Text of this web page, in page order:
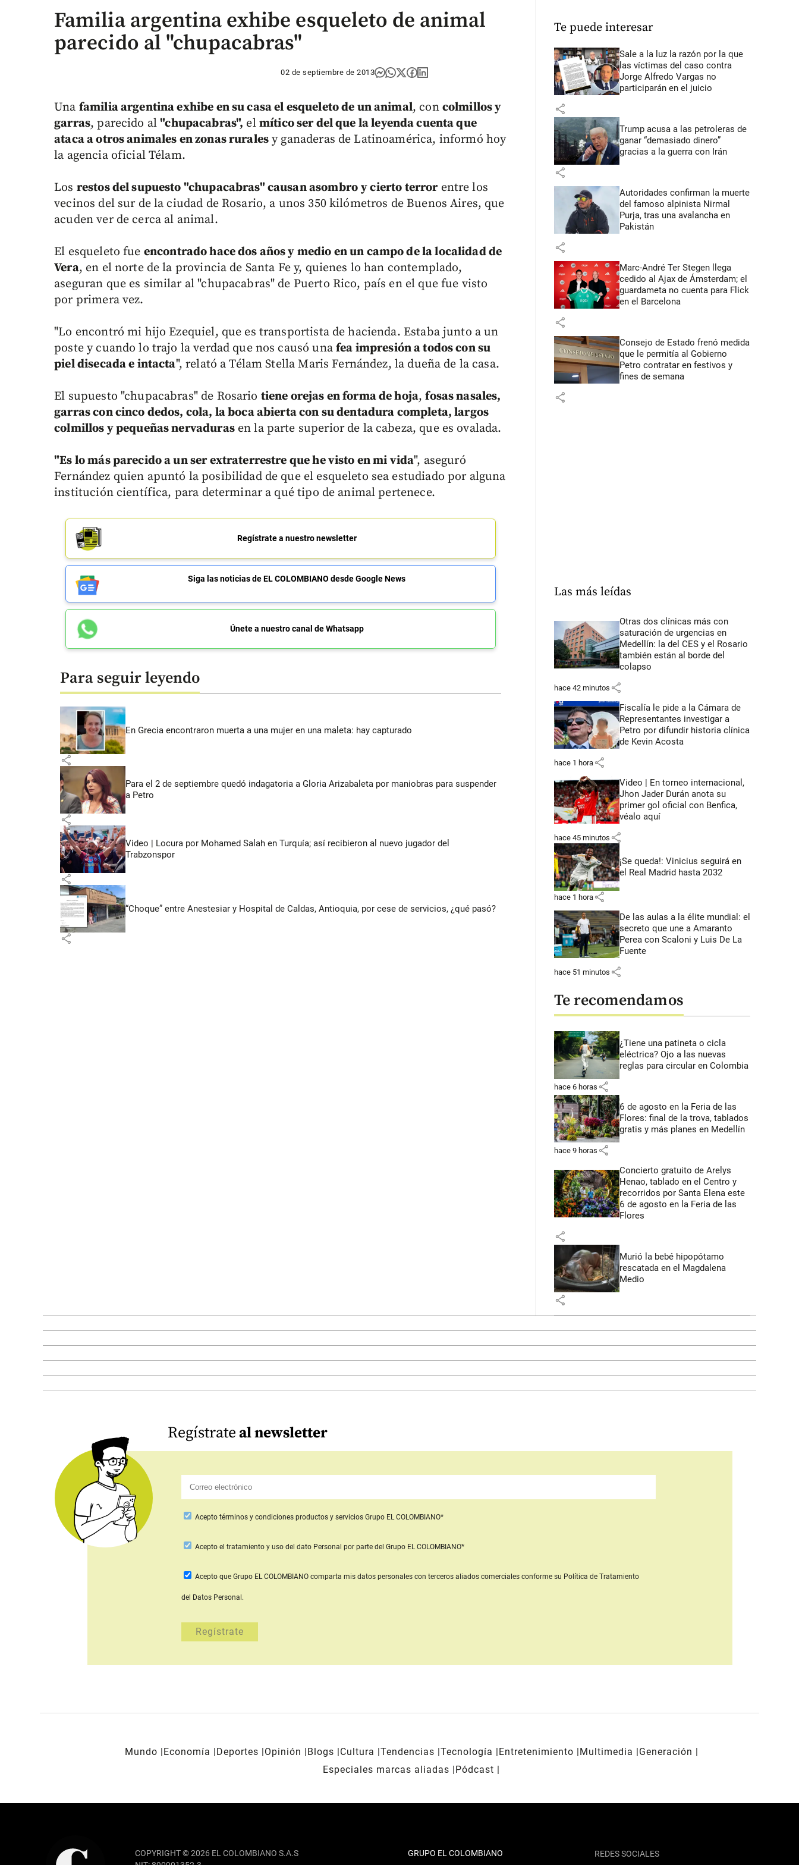
Familia argentina exhibe esqueleto de animal
parecido al "chupacabras"
02 de septiembre de 2013
Una familia argentina exhibe en su casa el esqueleto de un animal, con colmillos y
garras, parecido al"chupacabras", el mítico ser del que la leyenda cuenta que
ataca a otros animales en zonas rurales y ganaderas de Latinoamérica, informó hoy
la agencia oficial Télam.
Los restos del supuesto "chupacabras" causan asombro y cierto terrorentre los
vecinos del sur de la ciudad de Rosario, a unos 350 kilómetros de Buenos Aires, que
acuden ver de cerca al animal.
El esqueleto fue encontrado hace dos años y medio en un campo de la localidad de
Vera, en el norte de la provincia de Santa Fe y, quienes lo han contemplado,
aseguran que es similar al "chupacabras" de Puerto Rico, país en el que fue visto
por primera vez.
"Lo encontró mi hijo Ezequiel, que es transportista de hacienda. Estaba junto a un
poste y cuando lo trajo la verdad que nos causó una fea impresión a todos con su
piel disecada e intacta", relató a Télam Stella Maris Fernández, la dueña de la casa.
El supuesto "chupacabras" de Rosario tiene orejas en forma de hoja,fosas nasales,
garras con cinco dedos, cola, la boca abierta con su dentadura completa, largos
colmillos y pequeñas nervadurasen la parte superior de la cabeza, que es ovalada.
"Es lo más parecido a un ser extraterrestre que he visto en mi vida", aseguró
Fernández quien apuntó la posibilidad de que el esqueleto sea estudiado por alguna
institución científica, para determinar a qué tipo de animal pertenece.
Regístrate a nuestro newsletter
Siga las noticias de EL COLOMBIANO desde Google News
Únete a nuestro canal de Whatsapp
Para seguir leyendo
En Grecia encontraron muerta a una mujer en una maleta: hay capturado
share
Para el 2 de septiembre quedó indagatoria a Gloria Arizabaleta por maniobras para suspender
a Petro
share
Video | Locura por Mohamed Salah en Turquía; así recibieron al nuevo jugador del
Trabzonspor
share
“Choque” entre Anestesiar y Hospital de Caldas, Antioquia, por cese de servicios, ¿qué pasó?
share
Te puede interesar
Sale a la luz la razón por la que
las víctimas del caso contra
Jorge Alfredo Vargas no
participarán en el juicio
share
Trump acusa a las petroleras de
ganar “demasiado dinero”
gracias a la guerra con Irán
share
Autoridades confirman la muerte
del famoso alpinista Nirmal
Purja, tras una avalancha en
Pakistán
share
Marc-André Ter Stegen llega
cedido al Ajax de Ámsterdam; el
guardameta no cuenta para Flick
en el Barcelona
share
Consejo de Estado frenó medida
que le permitía al Gobierno
Petro contratar en festivos y
fines de semana
share
Las más leídas
Otras dos clínicas más con
saturación de urgencias en
Medellín: la del CES y el Rosario
también están al borde del
colapso
hace 42 minutos share
Fiscalía le pide a la Cámara de
Representantes investigar a
Petro por difundir historia clínica
de Kevin Acosta
hace 1 hora share
Video | En torneo internacional,
Jhon Jader Durán anota su
primer gol oficial con Benfica,
véalo aquí
hace 45 minutos share
¡Se queda!: Vinicius seguirá en
el Real Madrid hasta 2032
hace 1 hora share
De las aulas a la élite mundial: el
secreto que une a Amaranto
Perea con Scaloni y Luis De La
Fuente
hace 51 minutos share
Te recomendamos
¿Tiene una patineta o cicla
eléctrica? Ojo a las nuevas
reglas para circular en Colombia
hace 6 horas share
6 de agosto en la Feria de las
Flores: final de la trova, tablados
gratis y más planes en Medellín
hace 9 horas share
Concierto gratuito de Arelys
Henao, tablado en el Centro y
recorridos por Santa Elena este
6 de agosto en la Feria de las
Flores
share
Murió la bebé hipopótamo
rescatada en el Magdalena
Medio
share
Regístrateal newsletter
Acepto términos y condiciones productos y servicios Grupo EL COLOMBIANO*
Aceptoel tratamiento y uso del dato Personal por parte del Grupo EL COLOMBIANO*
Acepto que Grupo EL COLOMBIANO comparta mis datos personales con terceros aliados comercialesconforme su Política de Tratamiento
del Datos Personal.
Mundo Economía Deportes Opinión Blogs Cultura Tendencias Tecnología Entretenimiento Multimedia
Generación
Especiales marcas aliadas
Pódcast
COPYRIGHT © 2026 EL COLOMBIANO S.A.S
GRUPO EL COLOMBIANO REDES SOCIALES